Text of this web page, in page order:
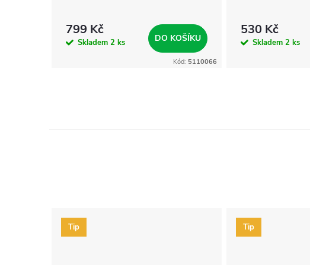
799 Kč
Skladem 2 ks DO KOŠÍKU
Kód: 5110066
530 Kč
Skladem 2 ks
Tip Tip